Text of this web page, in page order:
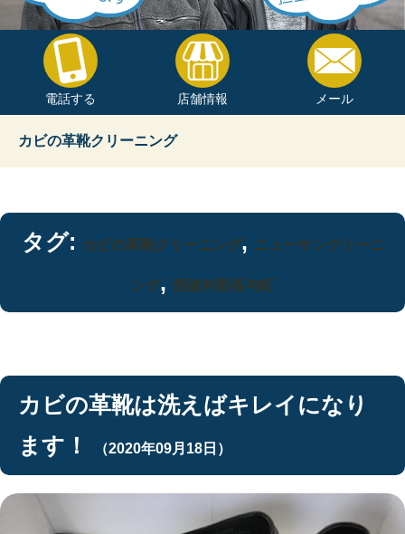
電話する 店舗情報 メール
カビの革靴クリーニング
タグ: カビの革靴クリーニング, ニューサンクリーニ
ング, 西彼杵郡長与町
カビの革靴は洗えばキレイになり
ます！
（2020年09月18日）